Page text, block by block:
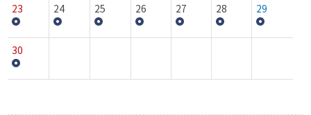
23 24 25 26 27 28 29
30